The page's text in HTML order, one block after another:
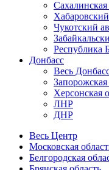
Сахалинская
Чукотский
Республика
Донбасс
Весь
Запорожская
Херсонская
ЛНР
ДНР
Весь Центр
Московская
Белгородская